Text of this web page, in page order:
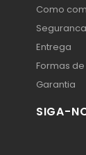
Como
Seguranca
Entrega
Formas
Garantia
SIGA-